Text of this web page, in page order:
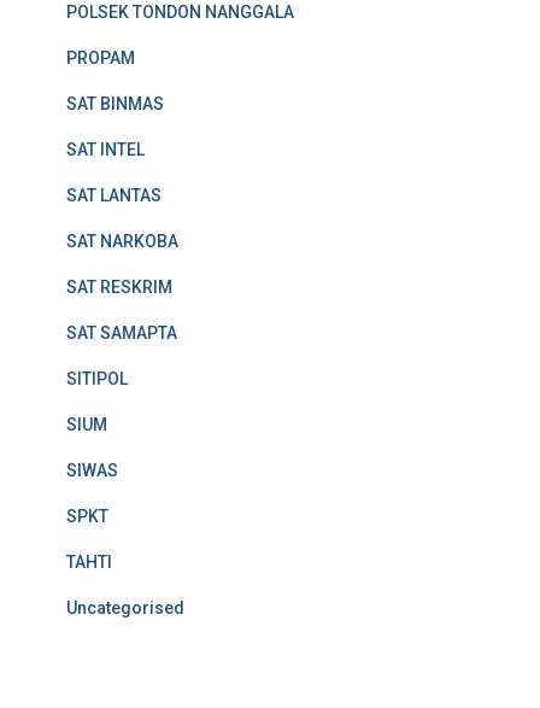
POLSEK TONDON NANGGALA
PROPAM
SAT BINMAS
SAT INTEL
SAT LANTAS
SAT NARKOBA
SAT RESKRIM
SAT SAMAPTA
SITIPOL
SIUM
SIWAS
SPKT
TAHTI
Uncategorised